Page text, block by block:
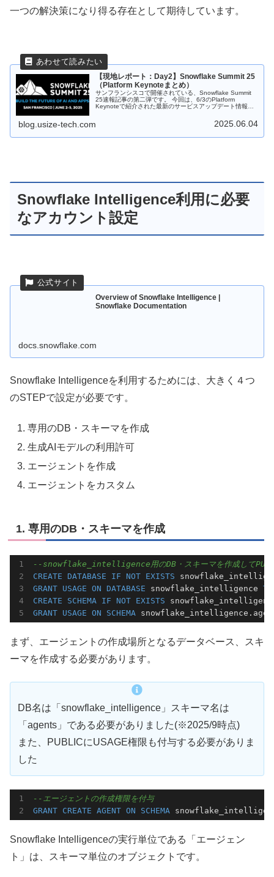
一つの解決策になり得る存在として期待しています。
【現地レポート：Day2】Snowflake Summit 25
（Platform Keynoteまとめ）
サンフランシスコで開催されている、Snowflake Summit
25速報記事の第二弾です。 今回は、6/3のPlatform
Keynoteで紹介された最新のサービスアップデート情報を
blog.usize-tech.com 2025.06.04
Snowflake Intelligence利用に必要
なアカウント設定
Overview of Snowflake Intelligence |
Snowflake Documentation
docs.snowflake.com
Snowflake Intelligenceを利用するためには、大きく４つ
のSTEPで設定が必要です。
専用のDB・スキーマを作成
生成AIモデルの利用許可
エージェントを作成
エージェントをカスタム
1. 専用のDB・スキーマを作成
--snowflake_intelligence用のDB・スキーマを作成して
CREATE
DATABASE IF NOT EXISTS
GRANT USAGE ON DATABASE snowflake_intelligence TO
CREATE
SCHEMA IF NOT EXISTS
GRANT USAGE ON SCHEMA
まず、エージェントの作成場所となるデータベース、スキ
ーマを作成する必要があります。
DB名は「snowflake_intelligence」スキーマ名は
「agents」である必要がありました(※2025/9時点)
また、PUBLICにUSAGE権限も付与する必要がありま
した
--エージェントの作成権限を付与
GRANT CREATE AGENT ON SCHEMA
Snowflake Intelligenceの実行単位である「エージェン
ト」は、スキーマ単位のオブジェクトです。